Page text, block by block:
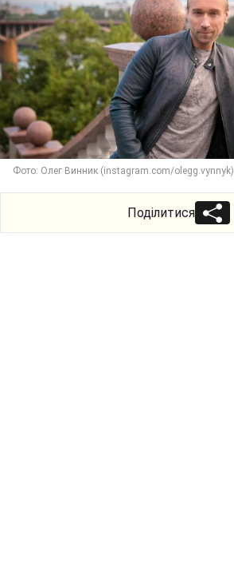
Фото: Олег Винник (instagram.com/olegg.vynnyk)
Поділитися